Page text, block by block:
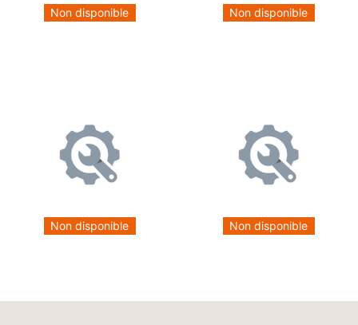
Non disponible Non disponible
Non disponible Non disponible